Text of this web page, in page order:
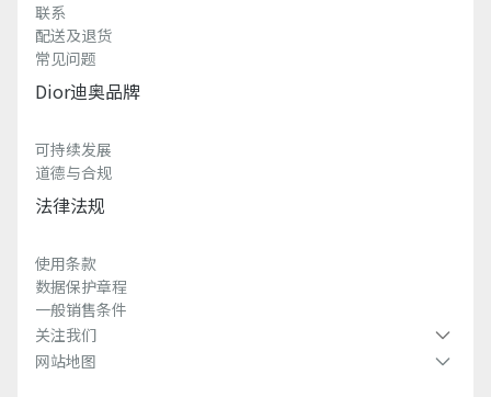
联系
配送及退货
常见问题
Dior迪奥品牌
可持续发展
道德与合规
法律法规
使用条款
数据保护章程
一般销售条件
关注我们
网站地图